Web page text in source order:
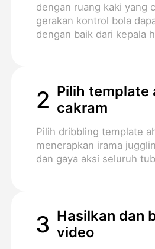
dengan ruang kaki yang
gerakan kontrol bola
dengan baik dari kepala
2 Pilih template
cakram
Pilih dribbling template
menerapkan irama
dan gaya aksi seluruh
3 Hasilkan dan
video